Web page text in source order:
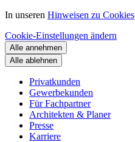
In unseren Hinweisen zu Cookies
Cookie-Einstellungen ändern
Alle annehmen
Alle ablehnen
Privatkunden
Gewerbekunden
Für Fachpartner
Architekten & Planer
Presse
Karriere